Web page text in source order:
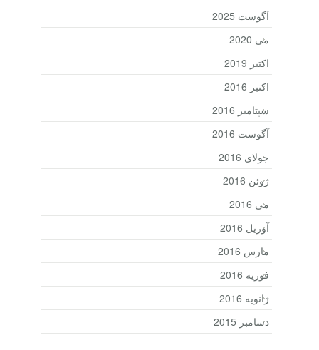
آگوست 2025
می 2020
اکتبر 2019
اکتبر 2016
سپتامبر 2016
آگوست 2016
جولای 2016
ژوئن 2016
می 2016
آوریل 2016
مارس 2016
فوریه 2016
ژانویه 2016
دسامبر 2015